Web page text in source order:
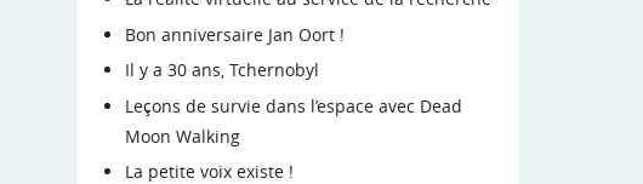
Bon anniversaire Jan Oort !
Il y a 30 ans, Tchernobyl
Leçons de survie dans l’espace avec Dead
Moon Walking
La petite voix existe !